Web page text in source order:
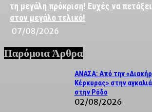
τη μεγάλη πρόκριση! Ευχές να
στον μεγάλο τελικό!
07/08/2026
Παρόμοια Άρθρα
ΑΝΑΣΑ: Από την
Κέρκυρας» στην
στην Ρόδο
02/08/2026